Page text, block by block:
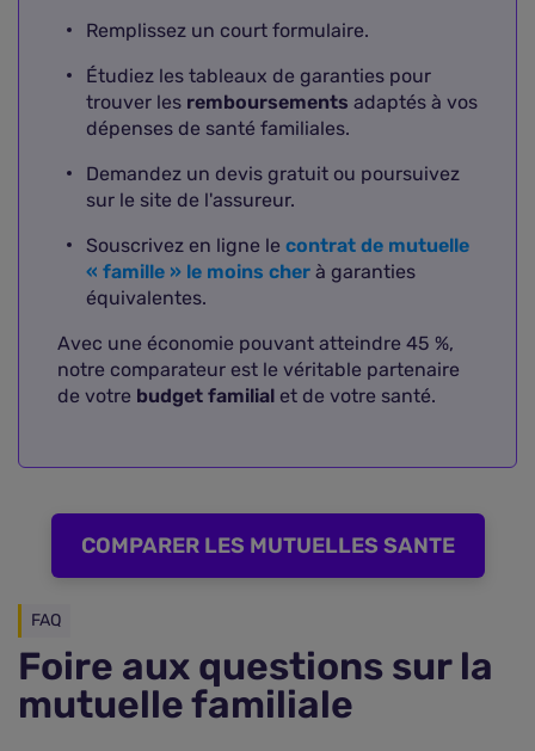
Remplissez un court formulaire.
Étudiez les tableaux de garanties pour
trouver les remboursements adaptés à vos
dépenses de santé familiales.
Demandez un devis gratuit ou poursuivez
sur le site de l'assureur.
Souscrivez en ligne le contrat de mutuelle
« famille » le moins cher à garanties
équivalentes.
Avec une économie pouvant atteindre 45 %,
notre comparateur est le véritable partenaire
de votre budget familial et de votre santé.
COMPARER LES MUTUELLES SANTE
FAQ
Foire aux questions sur la
mutuelle familiale